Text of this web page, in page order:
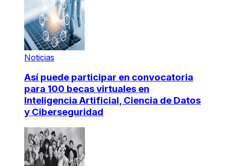
Noticias
Así puede participar en convocatoria
para 100 becas virtuales en
Inteligencia Artificial, Ciencia de Datos
y Ciberseguridad